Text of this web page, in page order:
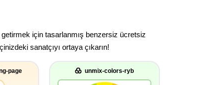
getirmek için tasarlanmış benzersiz ücretsiz
sanatçıyı ortaya çıkarın!
page unmix-colors-ryb